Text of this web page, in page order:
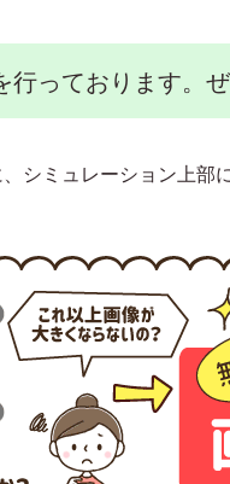
っております。
シミュレーション上